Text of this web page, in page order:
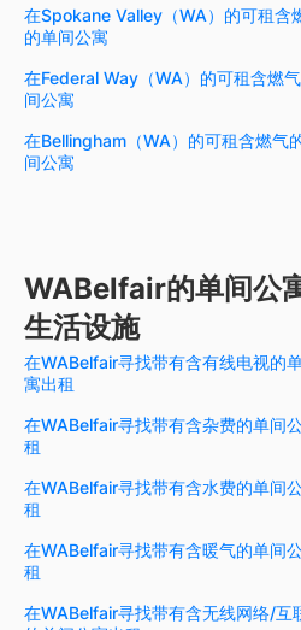
在Spokane Valley（WA）的可租含
的单间公寓
在Federal Way（WA）的可租含燃
间公寓
在Bellingham（WA）的可租含燃气
间公寓
WABelfair的单间公
生活设施
在WABelfair寻找带有含有线电视的
寓出租
在WABelfair寻找带有含杂费的单间
租
在WABelfair寻找带有含水费的单间
租
在WABelfair寻找带有含暖气的单间
租
在WABelfair寻找带有含无线网络/互